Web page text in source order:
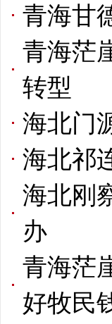
青海甘
青海茫
转型
海北门
海北祁
海北刚
办
青海茫
好牧民